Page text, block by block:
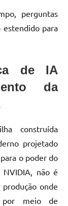
perguntas
estendido para
de IA
da
construída
projetado
o poder do
não é
onde
por meio de